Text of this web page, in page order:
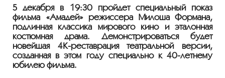
5 декабря в 19:30 пройдет специальный показ
фильма «Амадей» режиссера Милоша Формана,
подлинная классика мирового кино и эталонная
костюмная драма. Демонстрироваться будет
новейшая 4К-реставрациятеатральной версии,
созданная в этом году специально к 40-летнему
юбилею фильма.